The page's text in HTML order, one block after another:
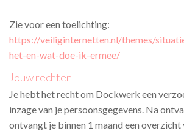
Zie voor een toelichting:
https://veiliginternetten.nl/themes/
het-en-wat-doe-ik-ermee/
Jouw rechten
Je hebt het recht om Dockwerk een
inzage van je persoonsgegevens. Na
ontvangt je binnen 1 maand een overzicht